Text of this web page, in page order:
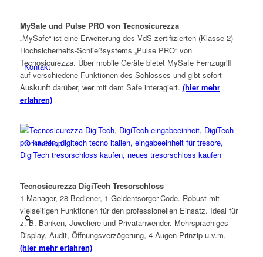
Kontakt
Onlineshop
MySafe und Pulse PRO von Tecnosicurezza
„MySafe“ ist eine Erweiterung des VdS-zertifizierten (Klasse 2)
Hochsicherheits-Schließsystems „Pulse PRO“ von
Tecnosicurezza. Über mobile Geräte bietet MySafe Fern­zugriff
auf verschiedene Funktionen des Schlosses und gibt sofort
Auskunft darüber, wer mit dem Safe interagiert. (hier mehr
erfahren)
Tecnosicurezza DigiTech Tresorschloss
1 Manager, 28 Bediener, 1 Geldentsorger-Code. Robust mit
vielseitigen Funktionen für den professionellen Einsatz. Ideal für
z. B. Banken, Juweliere und Privatanwender. Mehrsprachiges
Display, Audit, Öffnungsverzögerung, 4-Augen-Prinzip u.v.m.
(hier mehr erfahren)